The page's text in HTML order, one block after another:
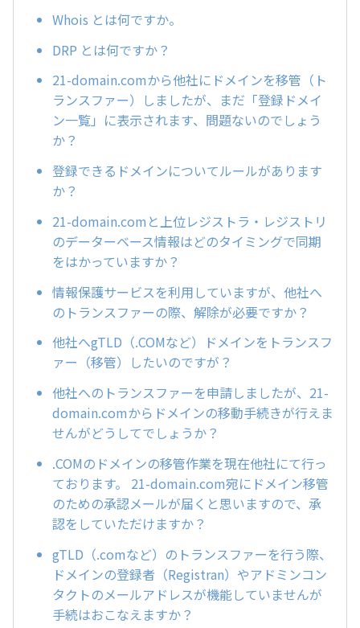
Whois とは何ですか。
DRP とは何ですか？
21-domain.comから他社にドメインを移管（ト
ランスファー）しましたが、まだ「登録ドメイ
ン一覧」に表示されます、問題ないのでしょう
か？
登録できるドメインについてルールがあります
か？
21-domain.comと上位レジストラ・レジストリ
のデーターベース情報はどのタイミングで同期
をはかっていますか？
情報保護サービスを利用していますが、他社へ
のトランスファーの際、解除が必要ですか？
他社へgTLD（.COMなど）ドメインをトランスフ
ァー（移管）したいのですが？
他社へのトランスファーを申請しましたが、21-
domain.comからドメインの移動手続きが行えま
せんがどうしてでしょうか？
.COMのドメインの移管作業を現在他社にて行っ
ております。 21-domain.com宛にドメイン移管
のための承認メールが届くと思いますので、承
認をしていただけますか？
gTLD（.comなど）のトランスファーを行う際、
ドメインの登録者（Registran）やアドミンコン
タクトのメールアドレスが機能していませんが
手続はおこなえますか？